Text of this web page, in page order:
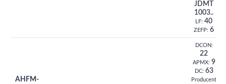
JDMT
1003..
LF: 40
ZEFP: 6
AHFM-
DCON:
22
APMX: 9
DC: 63
Producent